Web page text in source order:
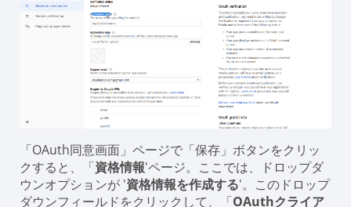
「OAuth同意画面」ページで「保存」ボタンをクリッ
クすると、「資格情報'ページ。ここでは、ドロップダ
ウンオプションが '資格情報を作成する'。このドロップ
ダウンフィールドをクリックして、「OAuthクライア